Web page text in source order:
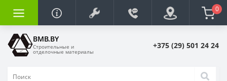
0
BMB.BY
Строительные и
отделочные материалы
+375 (29) 501 24 24